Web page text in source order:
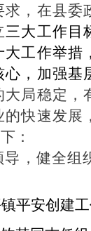
，在县委
三大工作目
大工作举措
，加强基
大局稳定，
快速发展
：
导，健全组
镇平安创建